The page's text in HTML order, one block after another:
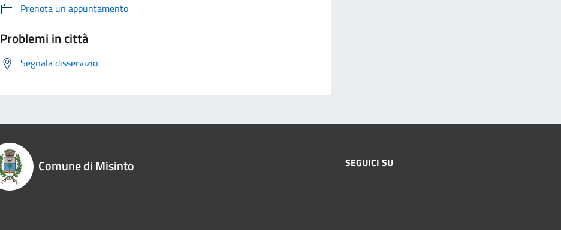
Prenota un appuntamento
Problemi in città
Segnala disservizio
Comune di Misinto SEGUICI SU